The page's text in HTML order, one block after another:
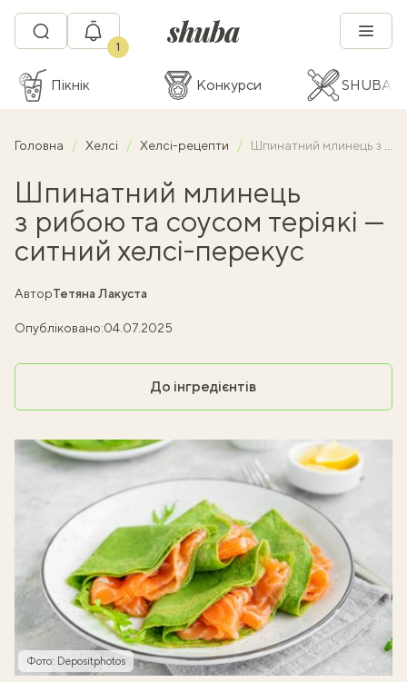
1
Пікнік Конкурси SHUBA
Головна Хелсі Хелсі-рецепти Шпинатний млинець з рибою та соусом теріякі — ситний хелсі-перекус
Шпинатний млинець
з рибою та соусом теріякі —
ситний хелсі-перекус
АвторТетяна Лакуста
Опубліковано:04.07.2025
До інгредієнтів
Фото: Depositphotos